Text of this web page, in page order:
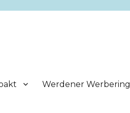
Werdener Werbering